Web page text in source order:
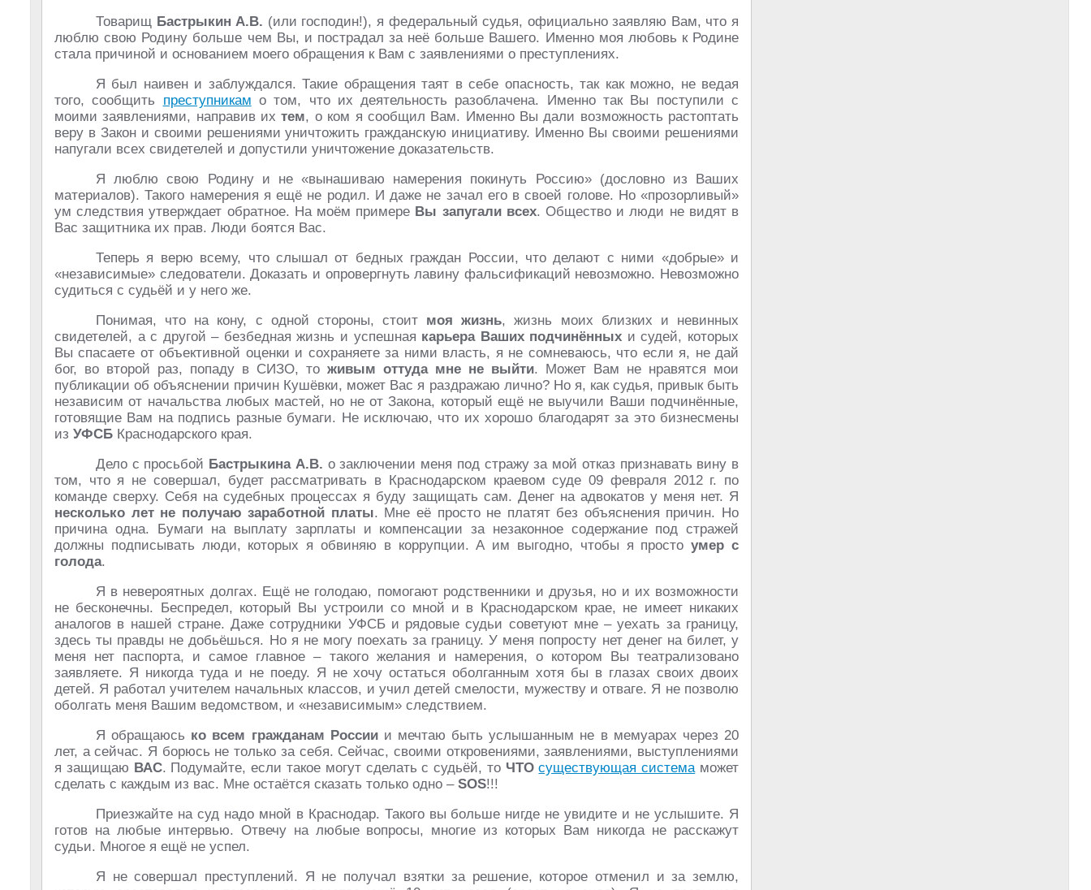
Товарищ Бастрыкин А.В. (или господин!), я федеральный судья, официально заявляю Вам, что я
люблю свою Родину больше чем Вы, и пострадал за неё больше Вашего. Именно моя любовь к Родине
стала причиной и основанием моего обращения к Вам с заявлениями о преступлениях.
Я был наивен и заблуждался. Такие обращения таят в себе опасность, так как можно, не ведая
того, сообщить преступникам о том, что их деятельность разоблачена. Именно так Вы поступили с
моими заявлениями, направив ихтем, о ком я сообщил Вам. Именно Вы дали возможность растоптать
веру в Закон и своими решениями уничтожить гражданскую инициативу. Именно Вы своими решениями
напугали всех свидетелей и допустили уничтожение доказательств.
Я люблю свою Родину и не «вынашиваю намерения покинуть Россию» (дословно из Ваших
материалов). Такого намерения я ещё не родил. И даже не зачал его в своей голове. Но «прозорливый»
ум следствия утверждает обратное. На моём примере Вы запугали всех. Общество и люди не видят в
Вас защитника их прав. Люди боятся Вас.
Теперь я верю всему, что слышал от бедных граждан России, что делают с ними «добрые» и
«независимые» следователи. Доказать и опровергнуть лавину фальсификаций невозможно. Невозможно
судиться с судьёй и у него же.
Понимая, что на кону, с одной стороны, стоит моя жизнь, жизнь моих близких и невинных
свидетелей, а с другой – безбедная жизнь и успешная карьера Ваших подчинённых и судей, которых
Вы спасаете от объективной оценки и сохраняете за ними власть, я не сомневаюсь, что если я, не дай
бог, во второй раз, попаду в СИЗО, то живым оттуда мне не выйти. Может Вам не нравятся мои
публикации об объяснении причин Кушёвки, может Вас я раздражаю лично? Но я, как судья, привык быть
независим от начальства любых мастей, но не от Закона, который ещё не выучили Ваши подчинённые,
готовящие Вам на подпись разные бумаги. Не исключаю, что их хорошо благодарят за это бизнесмены
из УФСБ Краснодарского края.
Дело с просьбой Бастрыкина А.В. о заключении меня под стражу за мой отказ признавать вину в
том, что я не совершал, будет рассматривать в Краснодарском краевом суде 09 февраля 2012 г. по
команде сверху. Себя на судебных процессах я буду защищать сам. Денег на адвокатов у меня нет. Я
несколько лет не получаю заработной платы. Мне её просто не платят без объяснения причин. Но
причина одна. Бумаги на выплату зарплаты и компенсации за незаконное содержание под стражей
должны подписывать люди, которых я обвиняю в коррупции. А им выгодно, чтобы я простоумер с
голода.
Я в невероятных долгах. Ещё не голодаю, помогают родственники и друзья, но и их возможности
не бесконечны. Беспредел, который Вы устроили со мной и в Краснодарском крае, не имеет никаких
аналогов в нашей стране. Даже сотрудники УФСБ и рядовые судьи советуют мне – уехать за границу,
здесь ты правды не добьёшься. Но я не могу поехать за границу. У меня попросту нет денег на билет, у
меня нет паспорта, и самое главное – такого желания и намерения, о котором Вы театрализовано
заявляете. Я никогда туда и не поеду. Я не хочу остаться оболганным хотя бы в глазах своих двоих
детей. Я работал учителем начальных классов, и учил детей смелости, мужеству и отваге. Я не позволю
оболгать меня Вашим ведомством, и «независимым» следствием.
Я обращаюсь ко всем гражданам Россиии мечтаю быть услышанным не в мемуарах через 20
лет, а сейчас. Я борюсь не только за себя. Сейчас, своими откровениями, заявлениями, выступлениями
я защищаю ВАС. Подумайте, если такое могут сделать с судьёй, то ЧТО существующая системаможет
сделать с каждым из вас. Мне остаётся сказать только одно – SOS!!!
Приезжайте на суд надо мной в Краснодар. Такого вы больше нигде не увидите и не услышите. Я
готов на любые интервью. Отвечу на любые вопросы, многие из которых Вам никогда не расскажут
судьи. Многое я ещё не успел.
Я не совершал преступлений. Я не получал взятки за решение, которое отменил и за землю,